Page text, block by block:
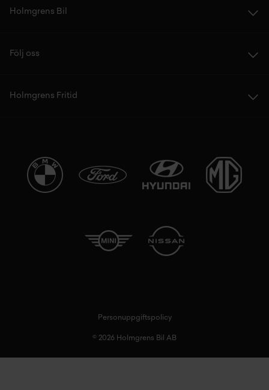
Holmgrens Bil
Följ oss
Holmgrens Fritid
Personuppgiftspolicy
© 2026 Holmgrens Bil AB